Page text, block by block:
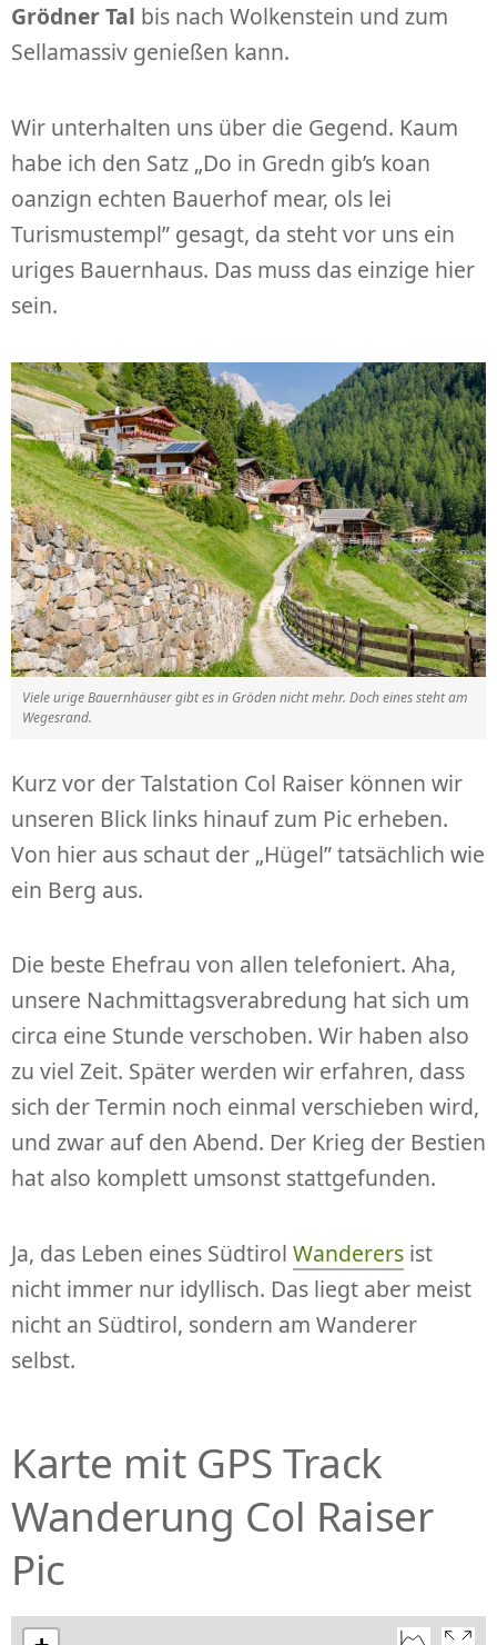
Grödner Tal bis nach Wolkenstein und zum
Sellamassiv genießen kann.
Wir unterhalten uns über die Gegend. Kaum
habe ich den Satz „Do in Gredn gib’s koan
oanzign echten Bauerhof mear, ols lei
Turismustempl” gesagt, da steht vor uns ein
uriges Bauernhaus. Das muss das einzige hier
sein.
Viele urige Bauernhäuser gibt es in Gröden nicht mehr. Doch eines steht am
Wegesrand.
Kurz vor der Talstation Col Raiser können wir
unseren Blick links hinauf zum Pic erheben.
Von hier aus schaut der „Hügel” tatsächlich wie
ein Berg aus.
Die beste Ehefrau von allen telefoniert. Aha,
unsere Nachmittagsverabredung hat sich um
circa eine Stunde verschoben. Wir haben also
zu viel Zeit. Später werden wir erfahren, dass
sich der Termin noch einmal verschieben wird,
und zwar auf den Abend. Der Krieg der Bestien
hat also komplett umsonst stattgefunden.
Ja, das Leben eines Südtirol Wanderers ist
nicht immer nur idyllisch. Das liegt aber meist
nicht an Südtirol, sondern am Wanderer
selbst.
Karte mit GPS Track
Wanderung Col Raiser
Pic